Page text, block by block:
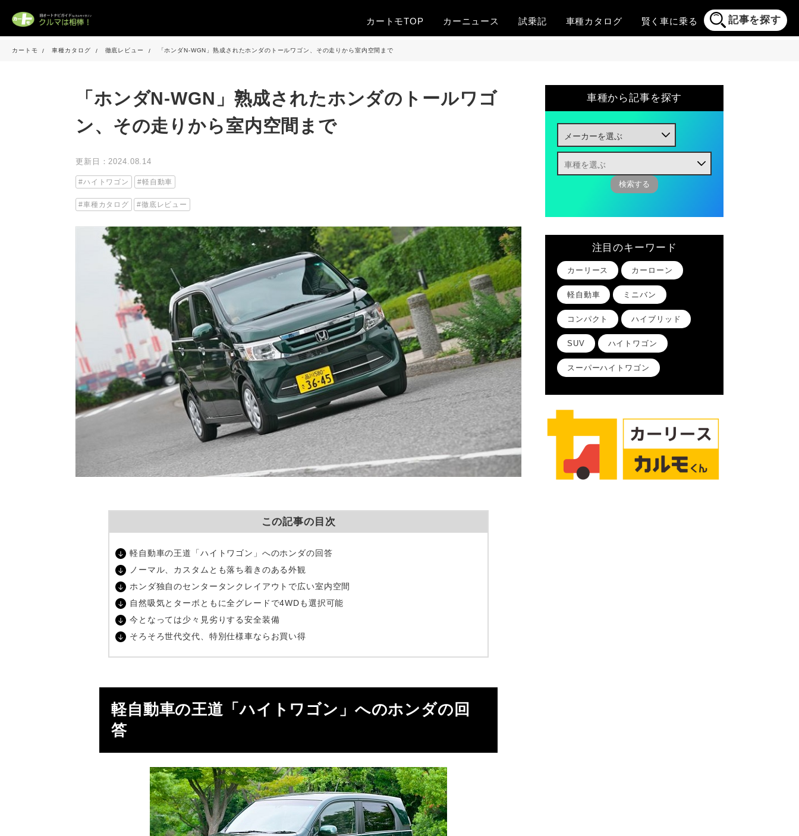
カートモTOP カーニュース 試乗記 車種カタログ 賢く車に乗る 記事を探す
カートモ 車種カタログ 徹底レビュー 「ホンダN-WGN」熟成されたホンダのトールワゴン、その走りから室内空間まで
「ホンダN-WGN」熟成されたホンダのトールワゴ
ン、その走りから室内空間まで
更新日：2024.08.14
ハイトワゴン 軽自動車
車種カタログ 徹底レビュー
この記事の目次
軽自動車の王道「ハイトワゴン」へのホンダの回答
ノーマル、カスタムとも落ち着きのある外観
ホンダ独自のセンタータンクレイアウトで広い室内空間
自然吸気とターボともに全グレードで4WDも選択可能
今となっては少々見劣りする安全装備
そろそろ世代交代、特別仕様車ならお買い得
軽自動車の王道「ハイトワゴン」へのホンダの回
答
車種から記事を探す
注目のキーワード
カーリース カーローン
軽自動車 ミニバン
コンパクト ハイブリッド
SUV ハイトワゴン
スーパーハイトワゴン